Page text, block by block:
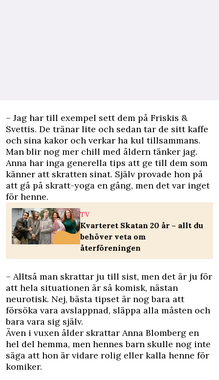
– Jag har till exempel sett dem på Friskis &
Svettis. De tränar lite och sedan tar de sitt kaffe
och sina kakor och verkar ha kul tillsammans.
Man blir nog mer chill med åldern tänker jag.
Anna har inga generella tips att ge till dem som
känner att skratten sinat. Själv provade hon på
att gå på skratt-yoga en gång, men det var inget
för henne.
TV
Kvarteret Skatan 20 år – allt du
behöver veta om
återföreningen
– Alltså man skrattar ju till sist, men det är ju för
att hela situationen är så komisk, nästan
neurotisk. Nej, bästa tipset är nog bara att
försöka vara avslappnad, släppa alla måsten och
bara vara sig själv.
Även i vuxen ålder skrattar Anna Blomberg en
hel del hemma, men hennes barn skulle nog inte
säga att hon är vidare rolig eller kalla henne för
komiker.